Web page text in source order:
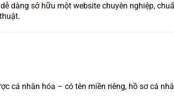
dàng sở hữu một website chuyên nghiệp,
cá nhân hóa – có tên miền riêng, hồ sơ cá